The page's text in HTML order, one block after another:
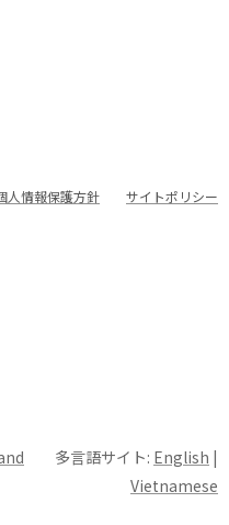
人情報保護方針 サイトポリシー
多言語サイト: English |
Vietnamese